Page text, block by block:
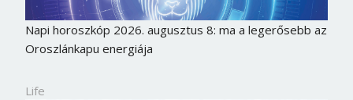
Napi horoszkóp 2026. augusztus 8: ma a legerősebb az
Oroszlánkapu energiája
Life